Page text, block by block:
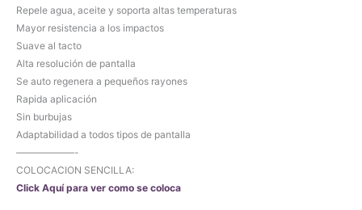
Repele agua, aceite y soporta altas temperaturas
Mayor resistencia a los impactos
Suave al tacto
Alta resolución de pantalla
Se auto regenera a pequeños rayones
Rapida aplicación
Sin burbujas
Adaptabilidad a todos tipos de pantalla
——————-
COLOCACION SENCILLA:
Click Aquí para ver como se coloca